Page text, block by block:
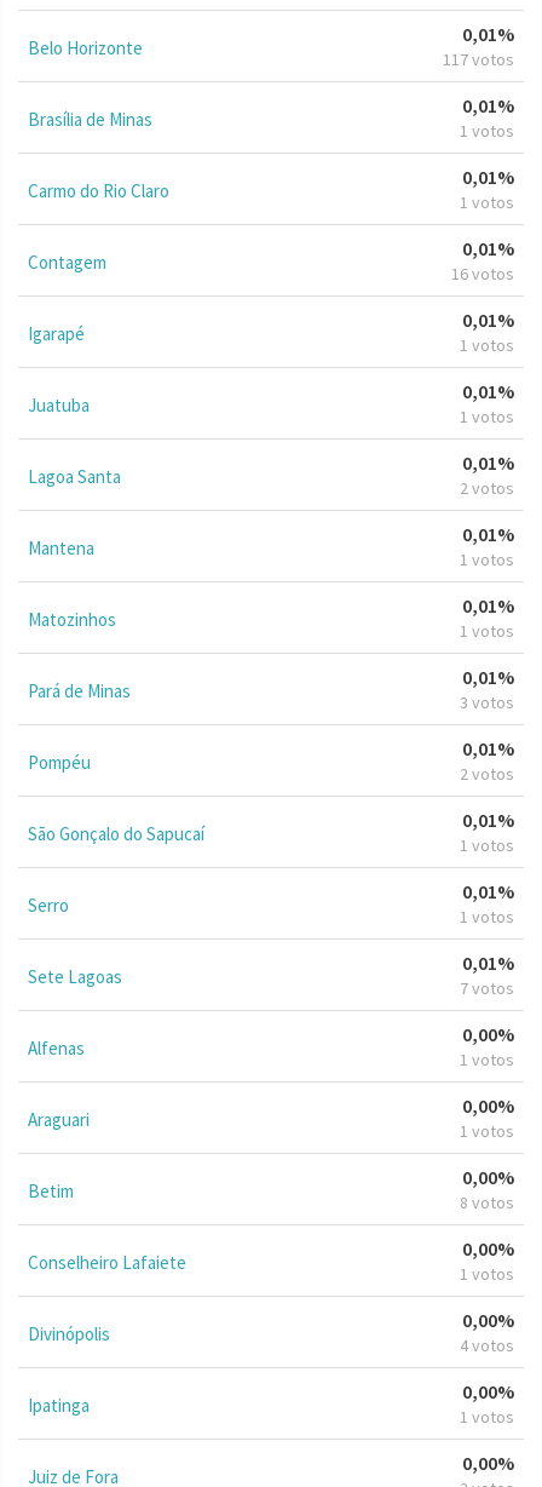
Belo Horizonte
0,01%
117 votos
Brasília de Minas
0,01%
1 votos
Carmo do Rio Claro
0,01%
1 votos
Contagem
0,01%
16 votos
Igarapé
0,01%
1 votos
Juatuba
0,01%
1 votos
Lagoa Santa
0,01%
2 votos
Mantena
0,01%
1 votos
Matozinhos
0,01%
1 votos
Pará de Minas
0,01%
3 votos
Pompéu
0,01%
2 votos
São Gonçalo do Sapucaí
0,01%
1 votos
Serro
0,01%
1 votos
Sete Lagoas
0,01%
7 votos
Alfenas
0,00%
1 votos
Araguari
0,00%
1 votos
Betim
0,00%
8 votos
Conselheiro Lafaiete
0,00%
1 votos
Divinópolis
0,00%
4 votos
Ipatinga
0,00%
1 votos
Juiz de Fora
0,00%